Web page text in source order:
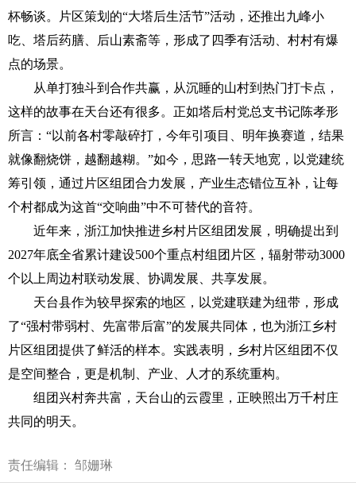
杯畅谈。片区策划的“大塔后生活节”活动，还推出九峰小
吃、塔后药膳、后山素斋等，形成了四季有活动、村村有爆
点的场景。
从单打独斗到合作共赢，从沉睡的山村到热门打卡点，
这样的故事在天台还有很多。正如塔后村党总支书记陈孝形
所言：“以前各村零敲碎打，今年引项目、明年换赛道，结果
就像翻烧饼，越翻越糊。”如今，思路一转天地宽，以党建统
筹引领，通过片区组团合力发展，产业生态错位互补，让每
个村都成为这首“交响曲”中不可替代的音符。
近年来，浙江加快推进乡村片区组团发展，明确提出到
2027年底全省累计建设500个重点村组团片区，辐射带动3000
个以上周边村联动发展、协调发展、共享发展。
天台县作为较早探索的地区，以党建联建为纽带，形成
了“强村带弱村、先富带后富”的发展共同体，也为浙江乡村
片区组团提供了鲜活的样本。实践表明，乡村片区组团不仅
是空间整合，更是机制、产业、人才的系统重构。
组团兴村奔共富，天台山的云霞里，正映照出万千村庄
共同的明天。
责任编辑： 邹姗琳